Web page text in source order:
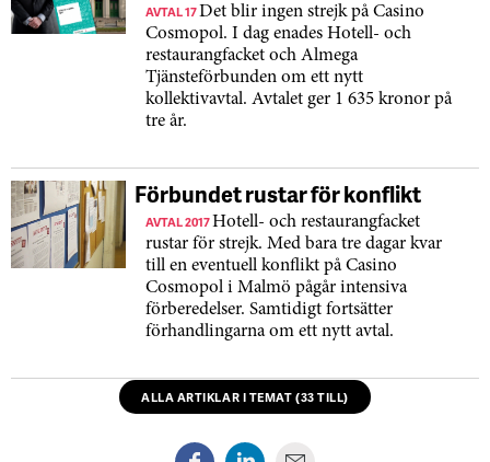
AVTAL 17Det blir ingen strejk på Casino
Cosmopol. I dag enades Hotell- och
restaurangfacket och Almega
Tjänsteförbunden om ett nytt
kollektivavtal. Avtalet ger 1 635 kronor på
tre år.
Förbundet rustar för konflikt
AVTAL 2017Hotell- och restaurangfacket
rustar för strejk. Med bara tre dagar kvar
till en eventuell konflikt på Casino
Cosmopol i Malmö pågår intensiva
förberedelser. Samtidigt fortsätter
förhandlingarna om ett nytt avtal.
ALLA ARTIKLAR I TEMAT (33 TILL)